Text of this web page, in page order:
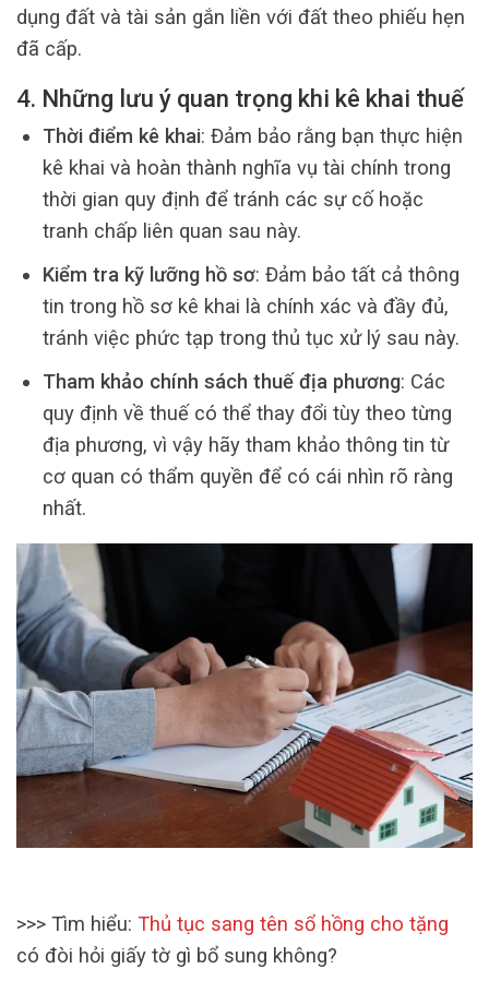
dụng đất và tài sản gắn liền với đất theo phiếu hẹn
đã cấp.
4. Những lưu ý quan trọng khi kê khai thuế
Thời điểm kê khai: Đảm bảo rằng bạn thực hiện
kê khai và hoàn thành nghĩa vụ tài chính trong
thời gian quy định để tránh các sự cố hoặc
tranh chấp liên quan sau này.
Kiểm tra kỹ lưỡng hồ sơ: Đảm bảo tất cả thông
tin trong hồ sơ kê khai là chính xác và đầy đủ,
tránh việc phức tạp trong thủ tục xử lý sau này.
Tham khảo chính sách thuế địa phương: Các
quy định về thuế có thể thay đổi tùy theo từng
địa phương, vì vậy hãy tham khảo thông tin từ
cơ quan có thẩm quyền để có cái nhìn rõ ràng
nhất.
>>> Tìm hiểu: Thủ tục sang tên sổ hồng cho tặng
có đòi hỏi giấy tờ gì bổ sung không?